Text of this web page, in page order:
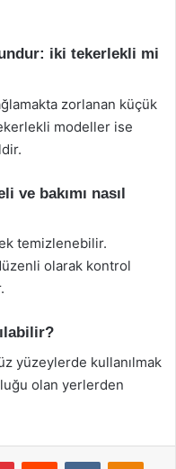
iki tekerlekli mi
zorlanan küçük
modeller ise
ve bakımı nasıl
temizlenebilir.
olarak kontrol
yüzeylerde kullanılmak
olan yerlerden
PinterestReddit VKontakte